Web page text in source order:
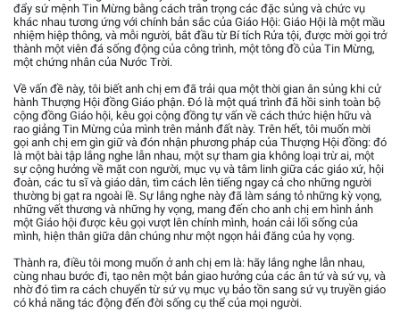
đẩy sứ mệnh Tin Mừng bằng cách trân trọng các đặc sủng và chức vụ
khác nhau tương ứng với chính bản sắc của Giáo Hội: Giáo Hội là một mầu
nhiệm hiệp thông, và mỗi người, bắt đầu từ Bí tích Rửa tội, được mời gọi trở
thành một viên đá sống động của công trình, một tông đồ của Tin Mừng,
một chứng nhân của Nước Trời.
Về vấn đề này, tôi biết anh chị em đã trải qua một thời gian ân sủng khi cử
hành Thượng Hội đồng Giáo phận. Đó là một quá trình đã hồi sinh toàn bộ
cộng đồng Giáo hội, kêu gọi cộng đồng tự vấn về cách thức hiện hữu và
rao giảng Tin Mừng của mình trên mảnh đất này. Trên hết, tôi muốn mời
gọi anh chị em gìn giữ và đón nhận phương pháp của Thượng Hội đồng: đó
là một bài tập lắng nghe lẫn nhau, một sự tham gia không loại trừ ai, một
sự cộng hưởng về mặt con người, mục vụ và tâm linh giữa các giáo xứ, hội
đoàn, các tu sĩ và giáo dân, tìm cách lên tiếng ngay cả cho những người
thường bị gạt ra ngoài lề. Sự lắng nghe này đã làm sáng tỏ những kỳ vọng,
những vết thương và những hy vọng, mang đến cho anh chị em hình ảnh
một Giáo hội được kêu gọi vượt lên chính mình, hoán cải lối sống của
mình, hiện thân giữa dân chúng như một ngọn hải đăng của hy vọng.
Thành ra, điều tôi mong muốn ở anh chị em là: hãy lắng nghe lẫn nhau,
cùng nhau bước đi, tạo nên một bản giao hưởng của các ân tứ và sứ vụ, và
nhờ đó tìm ra cách chuyển từ sứ vụ mục vụ bảo tồn sang sứ vụ truyền giáo
có khả năng tác động đến đời sống cụ thể của mọi người.